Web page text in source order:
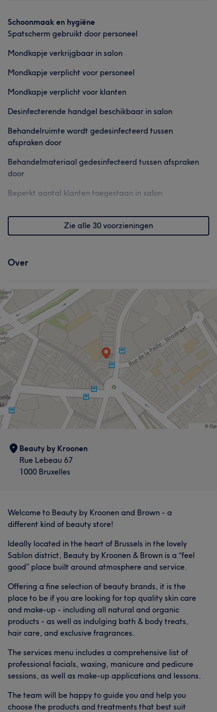
Schoonmaak en hygiëne
Spatscherm gebruikt door personeel
Mondkapje verkrijgbaar in salon
Mondkapje verplicht voor personeel
Mondkapje verplicht voor klanten
Desinfecterende handgel beschikbaar in salon
Behandelruimte wordt gedesinfecteerd tussen
afspraken door
Behandelmateriaal gedesinfecteerd tussen afspraken
door
Beperkt aantal klanten toegestaan in salon
Zie alle 30 voorzieningen
Over
Beauty by Kroonen
Rue Lebeau 67
1000 Bruxelles
Welcome to Beauty by Kroonen and Brown - a
different kind of beauty store!
Ideally located in the heart of Brussels in the lovely
Sablon district, Beauty by Kroonen & Brown is a “feel
good” place built around atmosphere and service.
Offering a fine selection of beauty brands, it is the
place to be if you are looking for top quality skin care
and make-up - including all natural and organic
products - as well as indulging bath & body treats,
hair care, and exclusive fragrances.
The services menu includes a comprehensive list of
professional facials, waxing, manicure and pedicure
sessions, as well as make-up applications and lessons.
The team will be happy to guide you and help you
choose the products and treatments that best suit